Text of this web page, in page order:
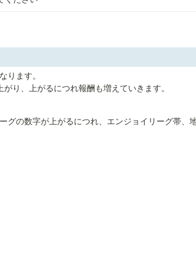
ります。
り、上がるにつれ報酬も増えていきます。
グの数字が上がるにつれ、エンジョイリーグ帯